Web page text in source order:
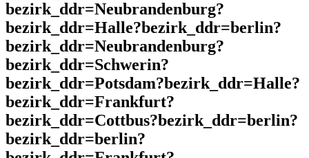
bezirk_ddr=Neubrandenburg?
bezirk_ddr=Halle?bezirk_ddr=berlin?
bezirk_ddr=Neubrandenburg?
bezirk_ddr=Schwerin?
bezirk_ddr=Potsdam?bezirk_ddr=Halle?
bezirk_ddr=Frankfurt?
bezirk_ddr=Cottbus?bezirk_ddr=berlin?
bezirk_ddr=berlin?